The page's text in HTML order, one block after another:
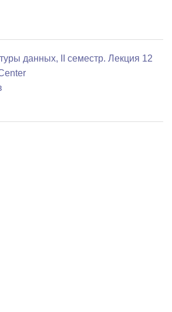
данных, II семестр. Лекция 12